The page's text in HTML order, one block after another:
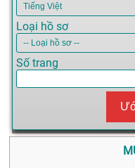
Loại hồ sơ
Số trang